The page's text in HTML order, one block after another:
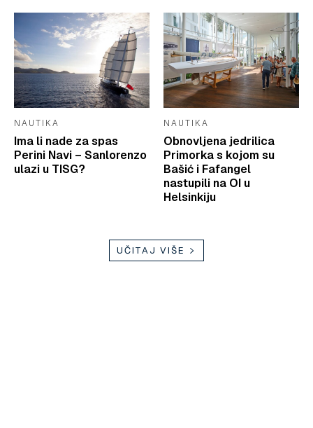
NAUTIKA
Ima li nade za spas
Perini Navi – Sanlorenzo
ulazi u TISG?
NAUTIKA
Obnovljena jedrilica
Primorka s kojom su
Bašić i Fafangel
nastupili na OI u
Helsinkiju
UČITAJ VIŠE